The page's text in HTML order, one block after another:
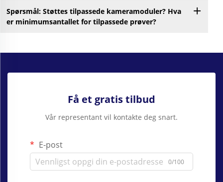
Spørsmål: Støttes tilpassede kameramoduler? Hva
er minimumsantallet for tilpassede prøver?
Få et gratis tilbud
Vår representant vil kontakte deg snart.
E-post
0/100